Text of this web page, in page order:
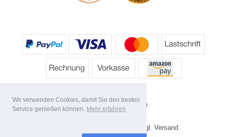
Wir verwenden Cookies, damit Sie den besten
Service genießen können. Mehr erfahren
* Alle Preise inkl. MwSt. evtl. zzgl. Versand